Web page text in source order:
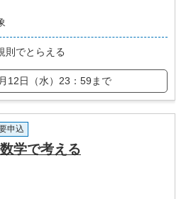
則でとらえる
12日（水）23：59まで
申込
学で考える